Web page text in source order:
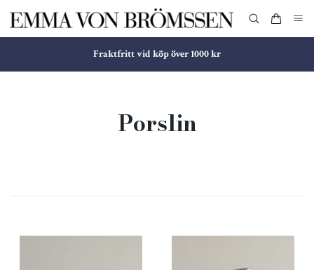
Fraktfritt vid köp över 1000 kr
Porslin